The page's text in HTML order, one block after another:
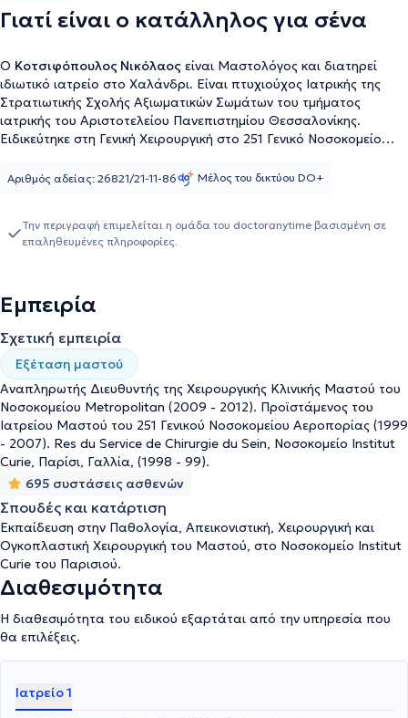
Γιατί είναι ο κατάλληλος για σένα
Ο Κοτσιφόπουλος Νικόλαος είναι Μαστολόγος και διατηρεί
ιδιωτικό ιατρείο στο Χαλάνδρι. Είναι πτυχιούχος Ιατρικής της
Στρατιωτικής Σχολής Αξιωματικών Σωμάτων του τμήματος
ιατρικής του Αριστοτελείου Πανεπιστημίου Θεσσαλονίκης.
Ειδικεύτηκε στη Γενική Χειρουργική στο 251 Γενικό Νοσοκομείο
Αθηνών "Ευαγγελισμός". Στη συνέχεια εκπαιδεύτηκε στη
Curie στο Παρίσι. Έχει εκπαιδευτεί πάνω στο Laparoscopic Skills
Enhancement and Suturing στο Yale University School of Medicine
καθηγητής στο πρόγραμμα ειδικότητας Παθολογικής
Νοσηλευτικής, έχει διατελέσει προϊστάμενος στο ιατρείο μαστού
του 251 Γενικού Νοσοκομείου Αεροπορίας και Αναπληρωτής
Διευθυντής Χειρουργικής στην Κλινική Μαστού του Νοσοκομείου
Metropolitan. Τέλος, ο ιατρός είναι μέλος της European Society of
Breast Cancer Specialists και έχει λάβει μέρος σε πλήθος
συνεδριών, ενώ έχει εκπονήσει εργασίες στην Ελλάδα και το
εξωτερικό.
Αριθμός αδείας: 26821/21-11-86 Μέλος του δικτύου DO+
Την περιγραφή επιμελείται η ομάδα του doctoranytime βασισμένη σε
επαληθευμένες πληροφορίες.
Εμπειρία
Σχετική εμπειρία
Εξέταση μαστού
Αναπληρωτής Διευθυντής της Χειρουργικής Κλινικής Μαστού του
Νοσοκομείου Metropolitan (2009 - 2012). Προϊστάμενος του
Ιατρείου Μαστού του 251 Γενικού Νοσοκομείου Αεροπορίας (1999
- 2007). Res du Service de Chirurgie du Sein, Νοσοκομείο Institut
Curie, Παρίσι, Γαλλία, (1998 - 99).
695 συστάσεις ασθενών
Σπουδές και κατάρτιση
Εκπαίδευση στην Παθολογία, Απεικονιστική, Χειρουργική και
Ογκοπλαστική Χειρουργική του Μαστού, στο Νοσοκομείο Institut
Curie του Παρισιού.
Διαθεσιμότητα
Η διαθεσιμότητα του ειδικού εξαρτάται από την υπηρεσία που
θα επιλέξεις.
Ιατρείο 1